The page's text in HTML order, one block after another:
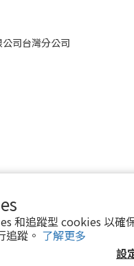
和追蹤型 cookies 以確
追蹤。 了解更多
設
司台灣分公司